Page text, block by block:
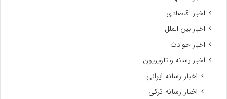
اخبار اقتصادی
اخبار بین الملل
اخبار حوادث
اخبار رسانه و تلویزیون
اخبار رسانه ایرانی
اخبار رسانه ترکی